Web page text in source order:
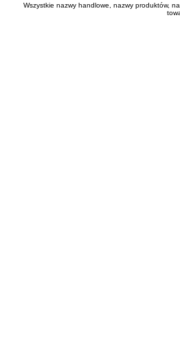
Wszystkie nazwy handlowe, nazwy produktów,